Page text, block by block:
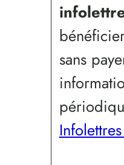
sans